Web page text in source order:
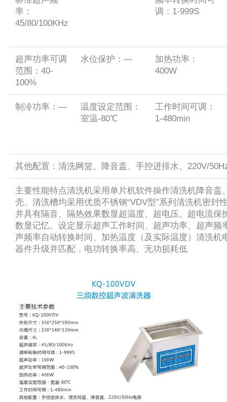
率：
45/80/100KHz
调：1-999S
超声功率可调
范围：40-
100%
水位保护： —
加热功率：
400W
制冷功率：—
温度设定范围：
室温-80℃
工作时间可调：
1-480min
其他配置：清洗网篮、降音盖、手控进排水、220V/
主要性能特点清洗机采用单片机软件操作清洗机降音盖
壳、清洗槽均采用优质不锈钢“VDV型”系列清洗机密封
并具有隔音、隔热效果数显超温度、超电压、超电流保
数显记忆、设定显示超声工作时间、超声功率、超声频
声频率自动转换时间、加热温度（及实际温度）清洗机
器件升级并匹配，电功转换率高、无功损耗低